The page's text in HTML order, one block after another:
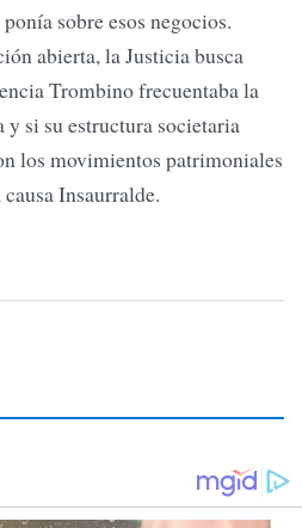
sobre esos negocios.
abierta, la Justicia busca
Trombino frecuentaba la
si su estructura societaria
los movimientos patrimoniales
Insaurralde.